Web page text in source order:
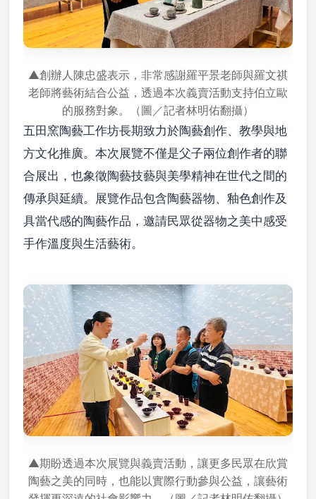
▲創辦人陳忠盛表示，非常感謝羅平景老師與羅文祺
老師將藝術結合公益，透過本次義賣活動支持伯立歐
的服務對象。（圖／記者林明佑翻攝）
五田窯陶藝工作坊長期致力於陶藝創作、教學與地
方文化推廣。本次展覽不僅是父子兩位創作者的聯
合展出，也象徵陶藝技藝與美學精神在世代之間的
傳承與延續。展覽作品包含陶藝器物、釉色創作及
具當代感的陶藝作品，邀請民眾從器物之美中感受
手作溫度與生活藝術。
▲期盼透過本次展覽與義賣活動，讓更多民眾在欣賞
陶藝之美的同時，也能以實際行動參與公益，讓藝術